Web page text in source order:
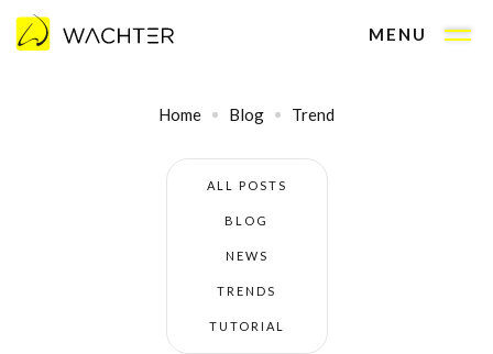
MENU
Home Blog Trend
ALL POSTS
BLOG
NEWS
TRENDS
TUTORIAL